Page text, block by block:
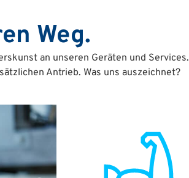
Weg.
an unseren Geräten und Services.
Antrieb. Was uns auszeichnet?